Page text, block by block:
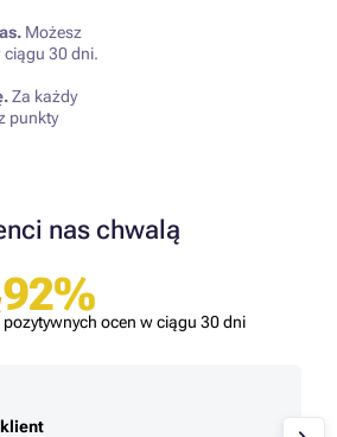
Możesz
30 dni.
Za każdy
punkty
nas chwalą
92%
pozytywnych ocen w ciągu 30 dni